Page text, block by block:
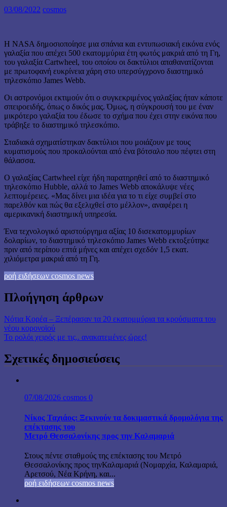
03/08/2022 cosmos
Η NASA δημοσιοποίησε μια σπάνια και εντυπωσιακή εικόνα ενός
γαλαξία που απέχει 500 εκατομμύρια έτη φωτός μακριά από τη Γη,
του γαλαξία Cartwheel, του οποίου οι δακτύλιοι απαθανατίζονται
με πρωτοφανή ευκρίνεια χάρη στο υπερσύγχρονο διαστημικό
τηλεσκόπιο James Webb.
Οι αστρονόμοι εκτιμούν ότι ο συγκεκριμένος γαλαξίας ήταν κάποτε
σπειροειδής, όπως ο δικός μας. Όμως, η σύγκρουσή του με έναν
μικρότερο γαλαξία του έδωσε το σχήμα που έχει στην εικόνα που
τράβηξε το διαστημικό τηλεσκόπιο.
Σταδιακά σχηματίστηκαν δακτύλιοι που μοιάζουν με τους
κυματισμούς που προκαλούνται από ένα βότσαλο που πέφτει στη
θάλασσα.
Ο γαλαξίας Cartwheel είχε ήδη παρατηρηθεί από το διαστημικό
τηλεσκόπιο Hubble, αλλά το James Webb αποκάλυψε νέες
λεπτομέρειες. «Μας δίνει μια ιδέα για το τι είχε συμβεί στο
παρελθόν και πώς θα εξελιχθεί στο μέλλον», αναφέρει η
αμερικανική διαστημική υπηρεσία.
Ένα τεχνολογικό αριστούργημα αξίας 10 δισεκατομμυρίων
δολαρίων, το διαστημικό τηλεσκόπιο James Webb εκτοξεύτηκε
πριν από περίπου επτά μήνες και απέχει σχεδόν 1,5 εκατ.
χιλιόμετρα μακριά από τη Γη.
ροή ειδήσεων cosmos news
Πλοήγηση άρθρων
Νότια Κορέα – Ξεπέρασαν τα 20 εκατομμύρια τα κρούσματα του
νέου κορονοϊού
Το ρολόι χειρός με τις.. ανακατεμένες ώρες!
Σχετικές δημοσιεύσεις
07/08/2026 cosmos 0
Νίκος Ταχιάος: Ξεκινούν τα δοκιμαστικά δρομολόγια της
επέκτασης του
Μετρό Θεσσαλονίκης προς την Καλαμαριά
Στους πέντε σταθμούς της επέκτασης του Μετρό
Θεσσαλονίκης προς τηνΚαλαμαριά (Νομαρχία, Καλαμαριά,
Αρετσού, Νέα Κρήνη, και...
ροή ειδήσεων cosmos news